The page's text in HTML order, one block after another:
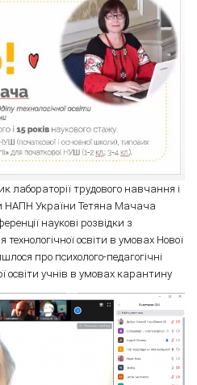
лабораторії трудового навчання і
НАПН України Тетяна Мачача
наукові розвідки з
освіти в умовах Нової
про психолого-педагогічні
освіти учнів в умовах карантину